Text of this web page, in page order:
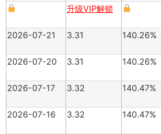
升级VIP解锁
2026-07-21
3.31 140.26%
2026-07-20
3.31 140.26%
2026-07-17
3.32 140.47%
2026-07-16
3.32 140.47%